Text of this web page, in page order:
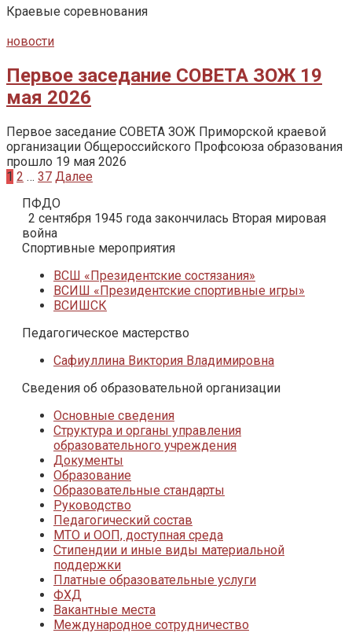
Краевые соревнования
новости
Первое заседание СОВЕТА ЗОЖ 19
мая 2026
Первое заседание СОВЕТА ЗОЖ Приморской краевой
организации Общероссийского Профсоюза образования
прошло 19 мая 2026
Пагинация
1 2 … 37 Далее
ПФДО
2 сентября 1945 года закончилась Вторая мировая
война
Спортивные мероприятия
ВСШ «Президентские состязания»
ВСИШ «Президентские спортивные игры»
ВСИШСК
Педагогическое мастерство
Сафиуллина Виктория Владимировна
Сведения об образовательной организации
Основные сведения
Структура и органы управления
образовательного учреждения
Документы
Образование
Образовательные стандарты
Руководство
Педагогический состав
МТО и ООП, доступная среда
Стипендии и иные виды материальной
поддержки
Платные образовательные услуги
ФХД
Вакантные места
Международное сотрудничество